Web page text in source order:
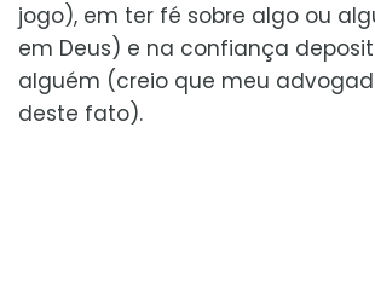
jogo), em ter fé sobre algo ou
em Deus) e na confiança
alguém (creio que meu
deste fato).